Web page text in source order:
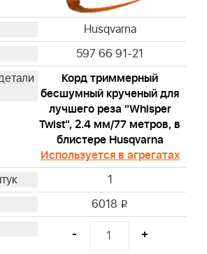
Husqvarna
597 66 91-21
Корд триммерный
бесшумный крученый для
лучшего реза "Whisper
Twist", 2.4 мм/77 метров, в
блистере Husqvarna
Используется в агрегатах
1
6018 i
- +